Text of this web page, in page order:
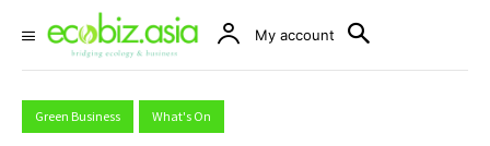
My account
Green Business What's On